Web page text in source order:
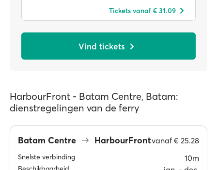
Tickets vanaf € 31.09
Vind tickets
HarbourFront - Batam Centre, Batam:
dienstregelingen van de ferry
Batam Centre HarbourFrontvanaf€ 25.28
Snelste verbinding 10m